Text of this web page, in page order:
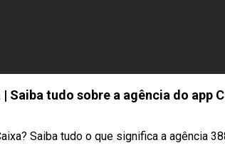
Saiba tudo sobre a agência do app
Saiba tudo o que significa a agência